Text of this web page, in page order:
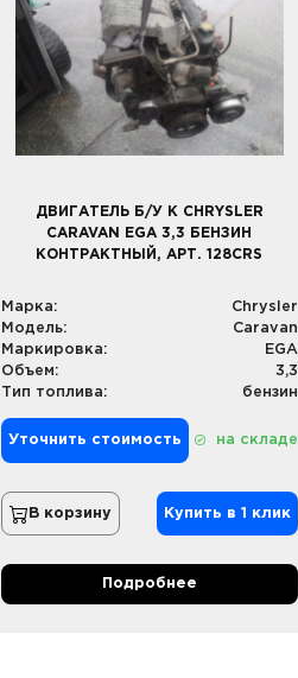
ДВИГАТЕЛЬ Б/У К CHRYSLER
CARAVAN EGA 3,3 БЕНЗИН
КОНТРАКТНЫЙ, АРТ. 128CRS
Марка:
Chrysler
Модель:
Caravan
Маркировка:
EGA
Объем:
3,3
Тип топлива:
бензин
Уточнить стоимость на складе
В корзину Купить в 1 клик
Подробнее